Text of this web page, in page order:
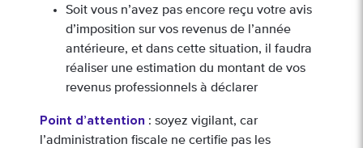
Soit vous n’avez pas encore reçu votre avis
d’imposition sur vos revenus de l’année
antérieure, et dans cette situation, il faudra
réaliser une estimation du montant de vos
revenus professionnels à déclarer
Point d’attention : soyez vigilant, car
l’administration fiscale ne certifie pas les